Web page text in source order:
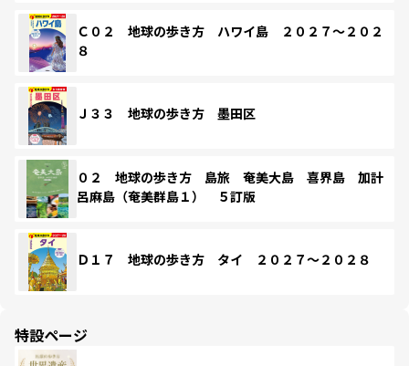
Ｃ０２ 地球の歩き方 ハワイ島 ２０２７～２０２
８
Ｊ３３ 地球の歩き方 墨田区
０２ 地球の歩き方 島旅 奄美大島 喜界島 加計
呂麻島（奄美群島１） ５訂版
Ｄ１７ 地球の歩き方 タイ ２０２７～２０２８
特設ページ